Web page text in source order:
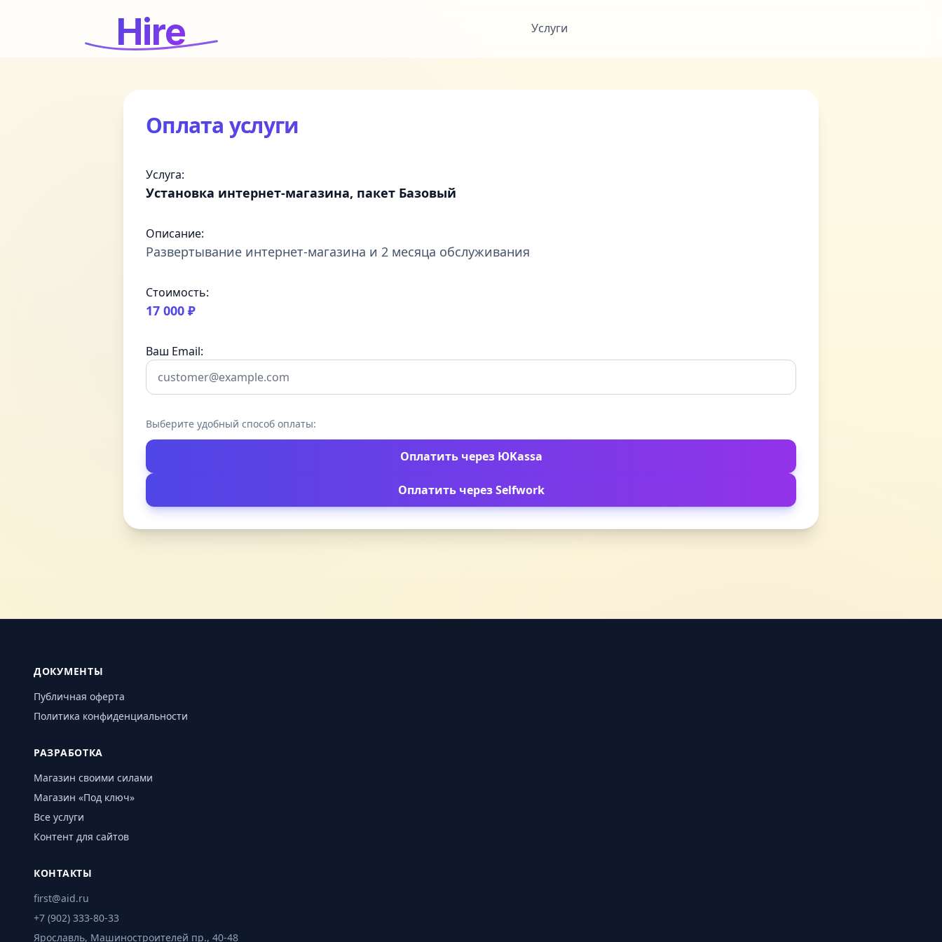
Hire Услуги
Оплата услуги
Услуга:
Установка интернет-магазина, пакет Базовый
Описание:
Развертывание интернет-магазина и 2 месяца обслуживания
Стоимость:
17 000 ₽
Ваш Email:
Выберите удобный способ оплаты:
Оплатить через ЮKassa
Оплатить через Selfwork
ДОКУМЕНТЫ
Публичная оферта
Политика конфиденциальности
РАЗРАБОТКА
Магазин своими силами
Магазин «Под ключ»
Все услуги
Контент для сайтов
КОНТАКТЫ
first@aid.ru
+7 (902) 333-80-33
Ярославль, Машиностроителей пр., 40-48